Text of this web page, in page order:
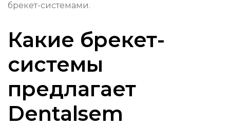
брекет-системами.
Какие брекет-
системы
предлагает
Dentalsem